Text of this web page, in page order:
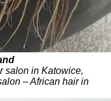
salon in Katowice,
– African hair in